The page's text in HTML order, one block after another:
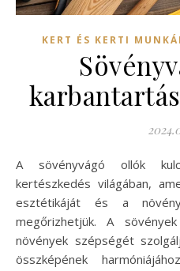
KERT ÉS KERTI
A sövényvágó ollók kulcsfontosságú eszközök a
kertészkedés világában,
esztétikáját és a
megőrizhetjük. A
növények szépségét
összképének